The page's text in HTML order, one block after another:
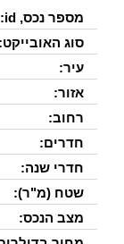
מספר נכס, id:
סוג האובייקט:
עיר:
אזור:
רחוב:
חדרים:
חדרי שנה:
שטח (מ"ר):
מצב הנכס: